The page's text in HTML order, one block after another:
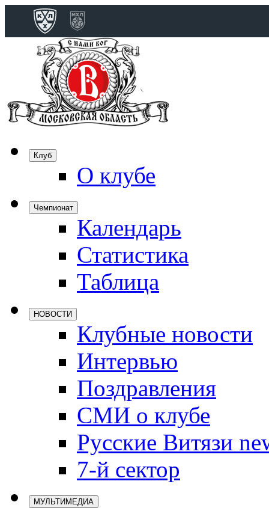
Клуб
О клубе
Чемпионат
Календарь
Статистика
Таблица
НОВОСТИ
Клубные новости
Интервью
Поздравления
СМИ о клубе
Русские Витязи
7-й сектор
МУЛЬТИМЕДИА